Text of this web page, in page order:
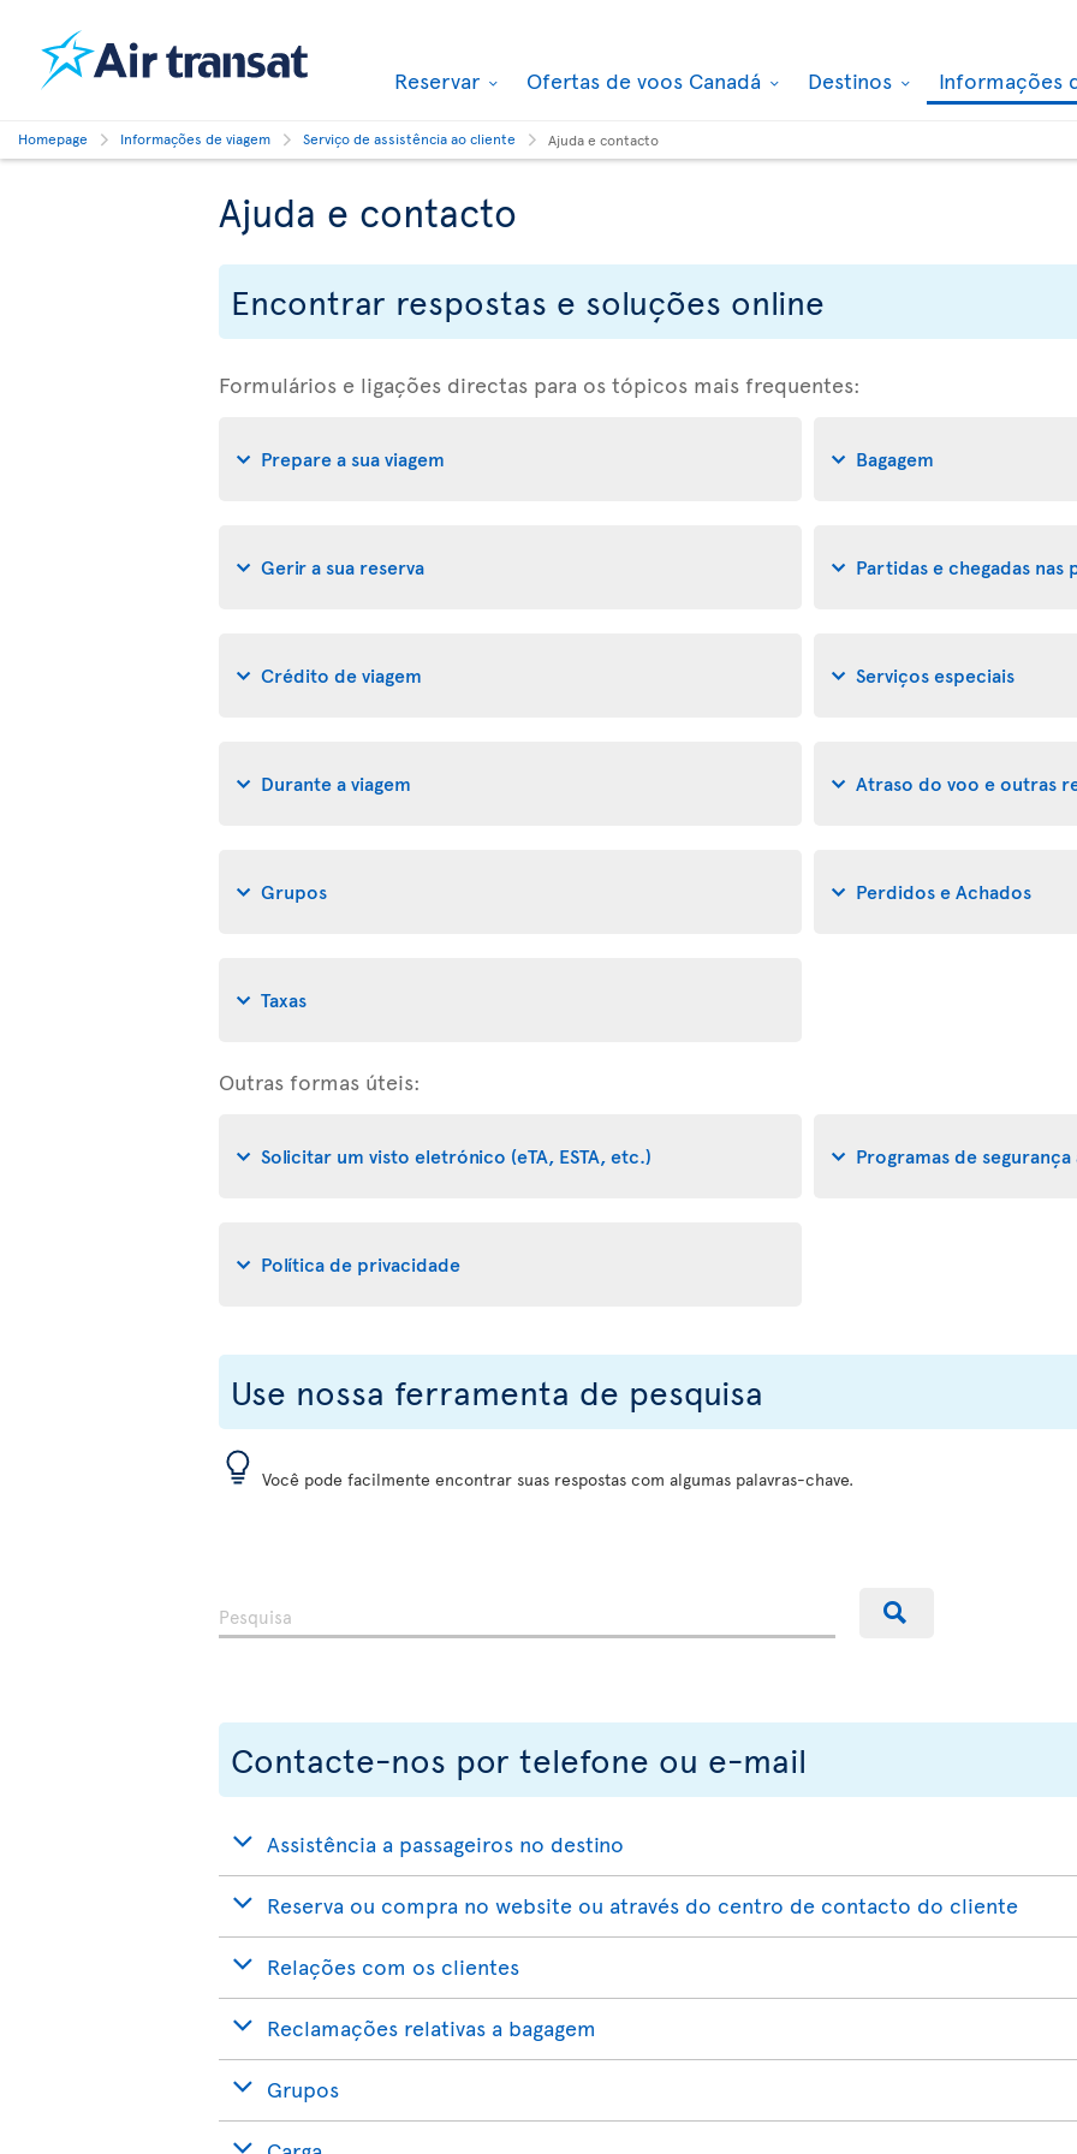
Reservar Ofertas de voos Canadá Destinos Informações
Homepage Informações de viagem Serviço de assistência ao cliente Ajuda e contacto
Ajuda e contacto
Encontrar respostas e soluções online
Formulários e ligações directas para os tópicos mais frequentes:
Prepare a sua viagem Bagagem
Gerir a sua reserva Partidas e chegadas nas
Crédito de viagem Serviços especiais
Durante a viagem Atraso do voo e outras
Grupos Perdidos e Achados
Taxas
Outras formas úteis:
Solicitar um visto eletrónico (eTA, ESTA, etc.) Programas de
Política de privacidade
Use nossa ferramenta de pesquisa
Você pode facilmente encontrar suas respostas com algumas palavras-chave.
Contacte-nos por telefone ou e-mail
Assistência a passageiros no destino
Reserva ou compra no website ou através do centro de contacto do cliente
Relações com os clientes
Reclamações relativas a bagagem
Grupos